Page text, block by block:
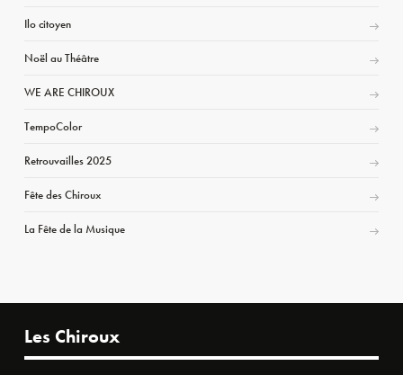
Ilo citoyen
Noël au Théâtre
WE ARE CHIROUX
TempoColor
Retrouvailles 2025
Fête des Chiroux
La Fête de la Musique
Les Chiroux